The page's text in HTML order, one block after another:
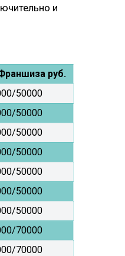
и
руб.
50000
50000
50000
50000
50000
50000
50000
70000
70000